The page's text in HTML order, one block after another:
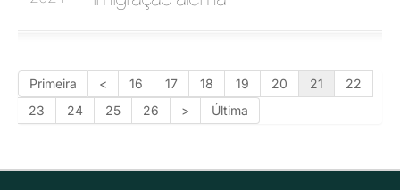
Primeira < 16 17 18 19 20 21
22
23
24 25 26 > Última